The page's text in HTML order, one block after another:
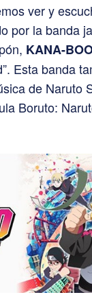
ver y
por la banda
KANA-
Esta banda
de Naruto
Boruto: